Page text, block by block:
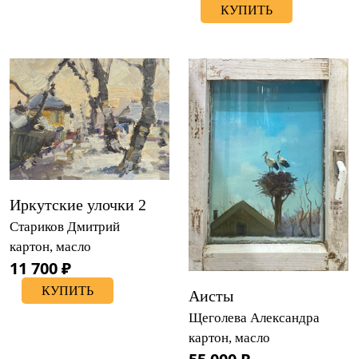
КУПИТЬ
Иркутские улочки 2
Стариков Дмитрий
картон, масло
11 700 ₽
КУПИТЬ Аисты
Щеголева Александра
картон, масло